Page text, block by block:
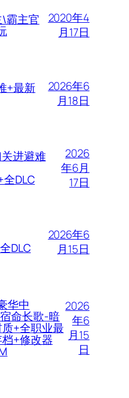
霸主官
2020年4
月17日
+最新
2026年6
月18日
进避难
DLC
2026
年6月
17日
DLC
2026年6
月15日
华中
命长歌-暗
+全职业最
+修改器
2026
年6
月15
日